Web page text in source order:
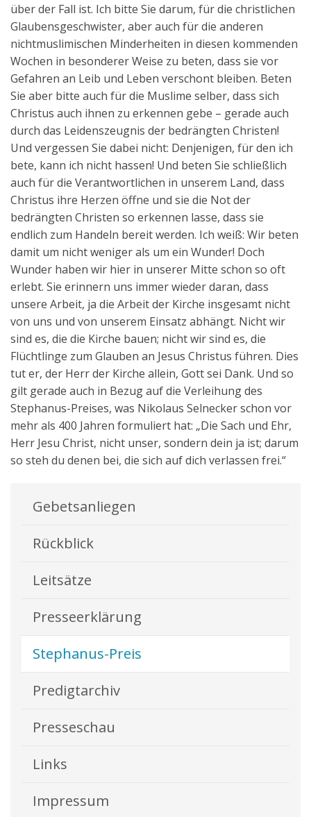
über der Fall ist. Ich bitte Sie darum, für die christlichen
Glaubensgeschwister, aber auch für die anderen
nichtmuslimischen Minderheiten in diesen kommenden
Wochen in besonderer Weise zu beten, dass sie vor
Gefahren an Leib und Leben verschont bleiben. Beten
Sie aber bitte auch für die Muslime selber, dass sich
Christus auch ihnen zu erkennen gebe – gerade auch
durch das Leidenszeugnis der bedrängten Christen!
Und vergessen Sie dabei nicht: Denjenigen, für den ich
bete, kann ich nicht hassen! Und beten Sie schließlich
auch für die Verantwortlichen in unserem Land, dass
Christus ihre Herzen öffne und sie die Not der
bedrängten Christen so erkennen lasse, dass sie
endlich zum Handeln bereit werden. Ich weiß: Wir beten
damit um nicht weniger als um ein Wunder! Doch
Wunder haben wir hier in unserer Mitte schon so oft
erlebt. Sie erinnern uns immer wieder daran, dass
unsere Arbeit, ja die Arbeit der Kirche insgesamt nicht
von uns und von unserem Einsatz abhängt. Nicht wir
sind es, die die Kirche bauen; nicht wir sind es, die
Flüchtlinge zum Glauben an Jesus Christus führen. Dies
tut er, der Herr der Kirche allein, Gott sei Dank. Und so
gilt gerade auch in Bezug auf die Verleihung des
Stephanus-Preises, was Nikolaus Selnecker schon vor
mehr als 400 Jahren formuliert hat: „Die Sach und Ehr,
Herr Jesu Christ, nicht unser, sondern dein ja ist; darum
so steh du denen bei, die sich auf dich verlassen frei.“
Gebetsanliegen
Rückblick
Leitsätze
Presseerklärung
Stephanus-Preis
Predigtarchiv
Presseschau
Links
Impressum